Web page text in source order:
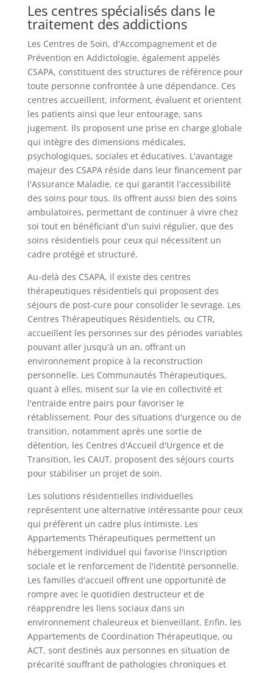
Les centres spécialisés dans le
traitement des addictions
Les Centres de Soin, d'Accompagnement et de
Prévention en Addictologie, également appelés
CSAPA, constituent des structures de référence pour
toute personne confrontée à une dépendance. Ces
centres accueillent, informent, évaluent et orientent
les patients ainsi que leur entourage, sans
jugement. Ils proposent une prise en charge globale
qui intègre des dimensions médicales,
psychologiques, sociales et éducatives. L'avantage
majeur des CSAPA réside dans leur financement par
l'Assurance Maladie, ce qui garantit l'accessibilité
des soins pour tous. Ils offrent aussi bien des soins
ambulatoires, permettant de continuer à vivre chez
soi tout en bénéficiant d'un suivi régulier, que des
soins résidentiels pour ceux qui nécessitent un
cadre protégé et structuré.
Au-delà des CSAPA, il existe des centres
thérapeutiques résidentiels qui proposent des
séjours de post-cure pour consolider le sevrage. Les
Centres Thérapeutiques Résidentiels, ou CTR,
accueillent les personnes sur des périodes variables
pouvant aller jusqu'à un an, offrant un
environnement propice à la reconstruction
personnelle. Les Communautés Thérapeutiques,
quant à elles, misent sur la vie en collectivité et
l'entraide entre pairs pour favoriser le
rétablissement. Pour des situations d'urgence ou de
transition, notamment après une sortie de
détention, les Centres d'Accueil d'Urgence et de
Transition, les CAUT, proposent des séjours courts
pour stabiliser un projet de soin.
Les solutions résidentielles individuelles
représentent une alternative intéressante pour ceux
qui préfèrent un cadre plus intimiste. Les
Appartements Thérapeutiques permettent un
hébergement individuel qui favorise l'inscription
sociale et le renforcement de l'identité personnelle.
Les familles d'accueil offrent une opportunité de
rompre avec le quotidien destructeur et de
réapprendre les liens sociaux dans un
environnement chaleureux et bienveillant. Enfin, les
Appartements de Coordination Thérapeutique, ou
ACT, sont destinés aux personnes en situation de
précarité souffrant de pathologies chroniques et